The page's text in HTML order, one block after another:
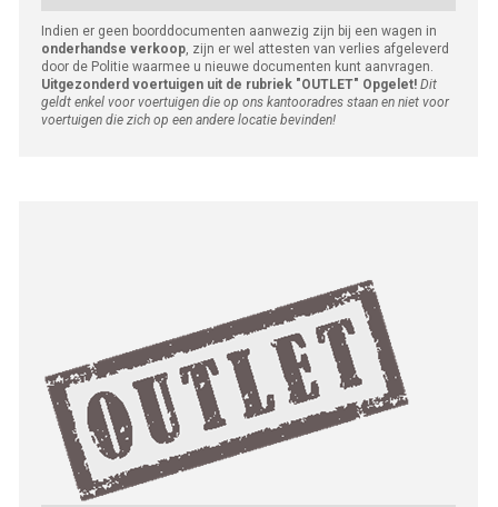
Indien er geen boorddocumenten aanwezig zijn bij een wagen in
onderhandse verkoop, zijn er wel attesten van verlies afgeleverd
door de Politie waarmee u nieuwe documenten kunt aanvragen.
Uitgezonderd voertuigen uit de rubriek "OUTLET" Opgelet! Dit
geldt enkel voor voertuigen die op ons kantooradres staan en niet voor
voertuigen die zich op een andere locatie bevinden!